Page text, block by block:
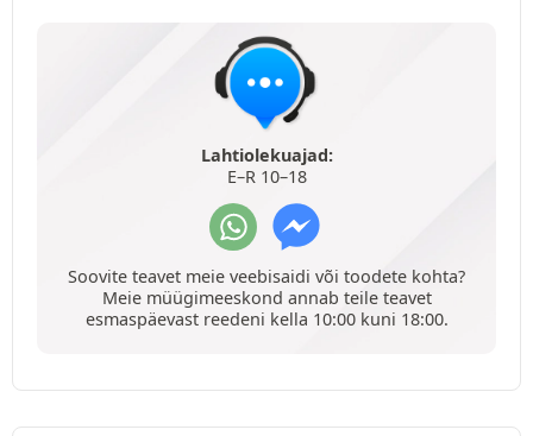
Lahtiolekuajad:
E–R 10–18
Soovite teavet meie veebisaidi või toodete kohta?
Meie müügimeeskond annab teile teavet
esmaspäevast reedeni kella 10:00 kuni 18:00.